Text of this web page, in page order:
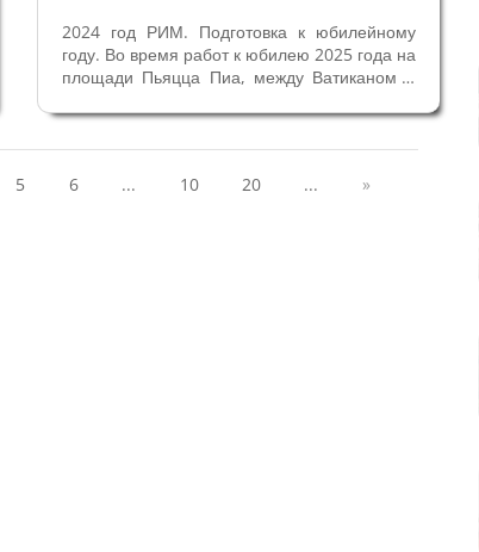
2024 год РИМ. Подготовка к юбилейному
году. Во время работ к юбилею 2025 года на
площади Пьяцца Пиа, между Ватиканом и
невероятное открытие. Была обнаружена
римская фуллоника (прачечная) площадью
5 6 ... 10 20 ... »